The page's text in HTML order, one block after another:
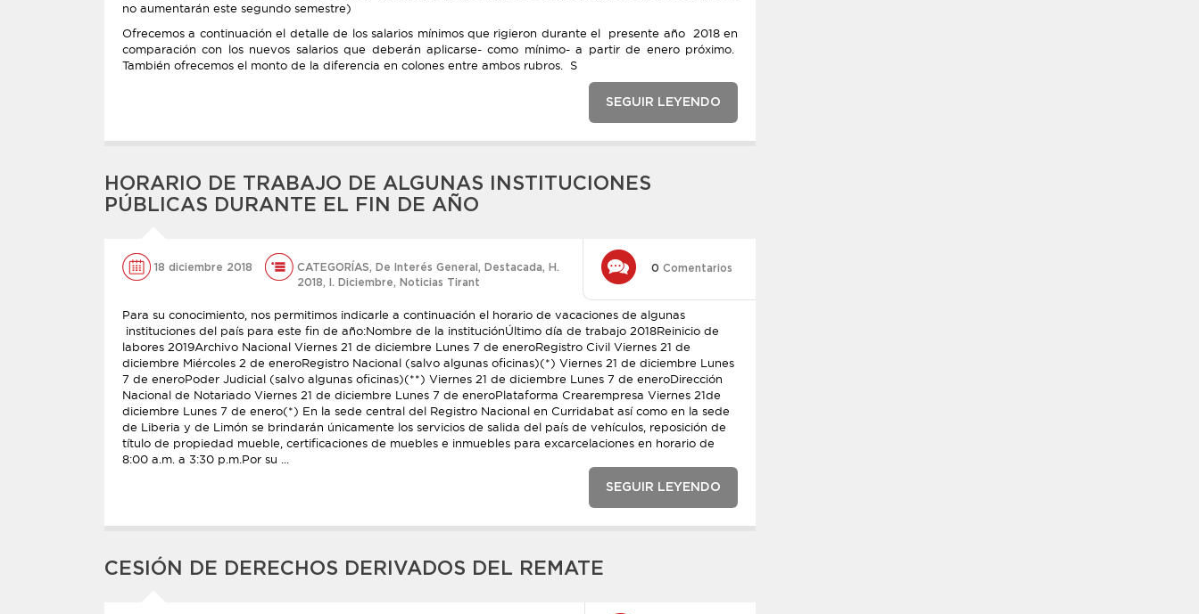
no aumentarán este segundo semestre)
Ofrecemos a continuación el detalle de los salarios mínimos que rigieron durante el presente año 2018 en
comparación con los nuevos salarios que deberán aplicarse- como mínimo- a partir de enero próximo.
También ofrecemos el monto de la diferencia en colones entre ambos rubros. S
SEGUIR LEYENDO
HORARIO DE TRABAJO DE ALGUNAS INSTITUCIONES
PÚBLICAS DURANTE EL FIN DE AÑO
18 diciembre 2018 CATEGORÍAS, De Interés General , Destacada, H.
2018, l. Diciembre, Noticias Tirant
0 Comentarios
Para su conocimiento, nos permitimos indicarle a continuación el horario de vacaciones de algunas
instituciones del país para este fin de año:Nombre de la instituciónÚltimo día de trabajo 2018Reinicio de
labores 2019Archivo Nacional Viernes 21 de diciembre Lunes 7 de eneroRegistro Civil Viernes 21 de
diciembre Miércoles 2 de eneroRegistro Nacional (salvo algunas oficinas)(*) Viernes 21 de diciembre Lunes
7 de eneroPoder Judicial (salvo algunas oficinas)(**) Viernes 21 de diciembre Lunes 7 de eneroDirección
Nacional de Notariado Viernes 21 de diciembre Lunes 7 de eneroPlataforma Crearempresa Viernes 21de
diciembre Lunes 7 de enero(*) En la sede central del Registro Nacional en Curridabat así como en la sede
de Liberia y de Limón se brindarán únicamente los servicios de salida del país de vehículos, reposición de
título de propiedad mueble, certificaciones de muebles e inmuebles para excarcelaciones en horario de
8:00 a.m. a 3:30 p.m.Por su ...
SEGUIR LEYENDO
CESIÓN DE DERECHOS DERIVADOS DEL REMATE